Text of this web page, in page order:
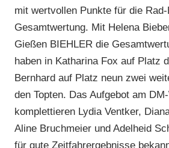
mit wertvollen Punkte für die
Gesamtwertung. Mit Helena
Gießen BIEHLER die
haben in Katharina Fox auf Platz
Bernhard auf Platz neun zwei
den Topten. Das Aufgebot am
komplettieren Lydia Ventker,
Aline Bruchmeier und Adelheid
für gute Zeitfahrergebnisse